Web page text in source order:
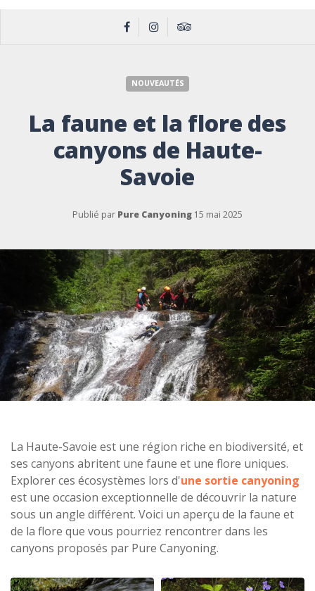
NOUVEAUTÉS
La faune et la flore des
canyons de Haute-
Savoie
Publié par Pure Canyoning 15 mai 2025
La Haute-Savoie est une région riche en biodiversité, et
ses canyons abritent une faune et une flore uniques.
Explorer ces écosystèmes lors d'une sortie canyoning
est une occasion exceptionnelle de découvrir la nature
sous un angle différent. Voici un aperçu de la faune et
de la flore que vous pourriez rencontrer dans les
canyons proposés par Pure Canyoning.